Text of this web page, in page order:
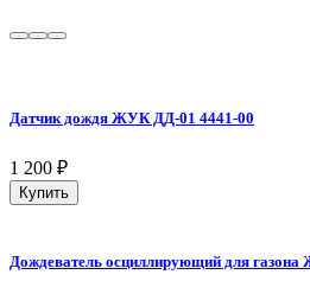
Датчик дождя ЖУК ДД-01 4441-00
1 200 ₽
Купить
Дождеватель осциллирующий для газона